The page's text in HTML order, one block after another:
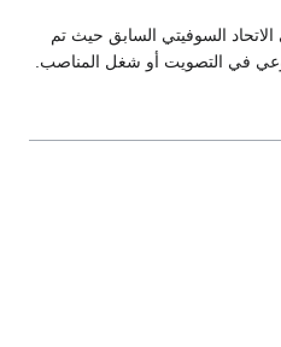
الاتحاد السوفيتي السابق حيث تم
في التصويت أو شغل المناصب.